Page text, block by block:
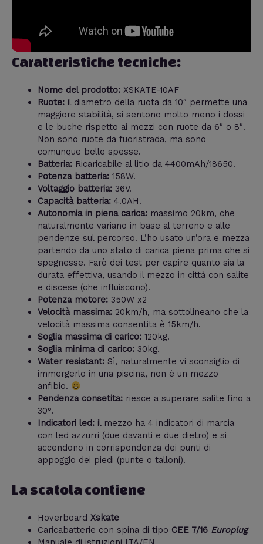
Caratteristiche tecniche:
Nome del prodotto:XSKATE-10AF
Ruote:il diametro della ruota da 10″ permette una
maggiore stabilità, si sentono molto meno i dossi
e le buche rispetto ai mezzi con ruote da 6″ o 8″.
Non sono ruote da fuoristrada, ma sono
comunque belle spesse.
Batteria:Ricaricabile al litio da 4400mAh/18650.
Potenza batteria:158W.
Voltaggio batteria:36V.
Capacità batteria:4.0AH.
Autonomia in piena carica:massimo 20km, che
naturalmente variano in base al terreno e alle
pendenze sul percorso. L’ho usato un’ora e mezza
partendo da uno stato di carica piena prima che si
spegnesse. Farò dei test per capire quanto sia la
durata effettiva, usando il mezzo in città con salite
e discese (che influiscono).
Potenza motore:350W x2
Velocità massima:20km/h, ma sottolineano che la
velocità massima consentita è 15km/h.
Soglia massima di carico:120kg.
Soglia minima di carico:30kg.
Water resistant:Sì, naturalmente vi sconsiglio di
immergerlo in una piscina, non è un mezzo
anfibio.
Pendenza consetita:riesce a superare salite fino a
30°.
Indicatori led:il mezzo ha 4 indicatori di marcia
con led azzurri (due davanti e due dietro) e si
accendono in corrispondenza dei punti di
appoggio dei piedi (punte o talloni).
La scatola contiene
Hoverboard Xskate
Caricabatterie con spina di tipo CEE 7/16 Europlug